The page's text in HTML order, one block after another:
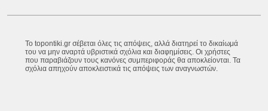
Το topontiki.gr σέβεται όλες τις απόψεις, αλλά διατηρεί το δικαίωμά
του να μην αναρτά υβριστικά σχόλια και διαφημίσεις. Οι χρήστες
που παραβιάζουν τους κανόνες συμπεριφοράς θα αποκλείονται. Τα
σχόλια απηχούν αποκλειστικά τις απόψεις των αναγνωστών.